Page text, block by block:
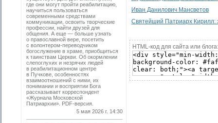
где они могут пройти реабилитацию,
научиться пользоваться
современными средствами
коммуникации, освоить творческие
профессии, найти друзей для
общения. А еще — больше узнать
о православной вере, посетить
с волонтером-переводчиком
богослужение в храме, приобщиться
к таинствам Церкви. Об окормлении
слепоглухих и незрячих людей
в реабилитационном центре
в Пучкове, особенностях
взаимоотношений с ними, их
понимании и восприятии Бога
рассказывает корреспондент
«Журнала Московской
Патриархии». PDF-версия.
5 мая 2026 г. 14:30
Иван Данилович Мансветов
Святейший Патриарх Кирилл:
HTML-код для сайта или блога: